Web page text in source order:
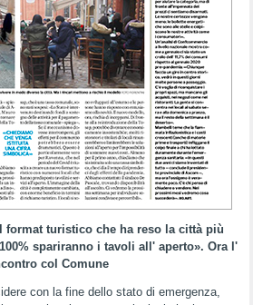
format turistico che ha reso la città più
spariranno i tavoli all' aperto». Ora l'
col Comune
con la fine dello stato di emergenza,